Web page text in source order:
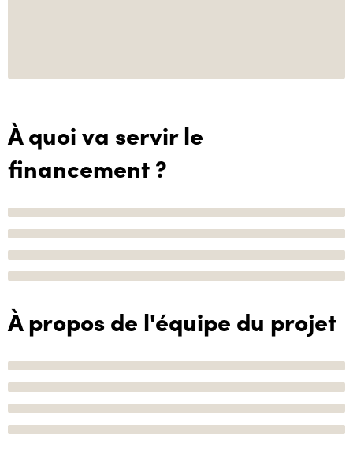
À quoi va servir le
financement ?
À propos de l'équipe du projet